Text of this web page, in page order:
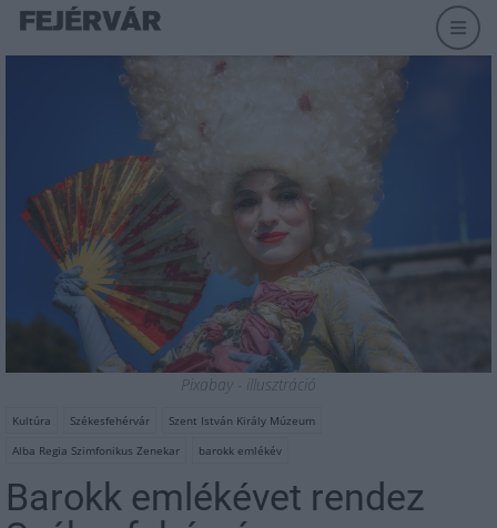
Pixabay - illusztráció
Kultúra Székesfehérvár
Szent István Király Múzeum
Alba Regia Szimfonikus Zenekar
barokk emlékév
Barokk emlékévet rendez